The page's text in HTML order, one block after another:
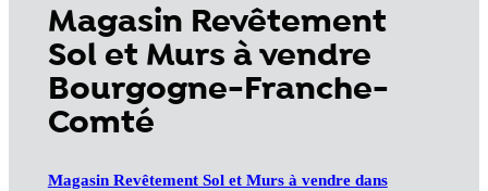
Magasin Revêtement
Sol et Murs à vendre
Bourgogne-Franche-
Comté
Magasin Revêtement Sol et Murs à vendre dans